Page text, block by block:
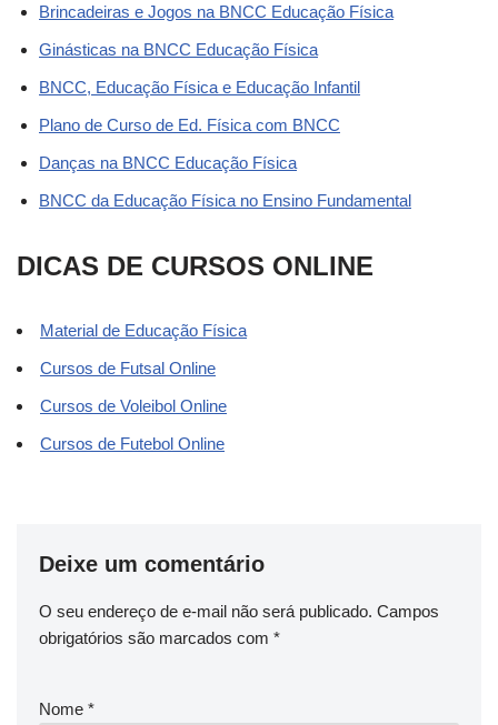
Brincadeiras e Jogos na BNCC Educação Física
Ginásticas na BNCC Educação Física
BNCC, Educação Física e Educação Infantil
Plano de Curso de Ed. Física com BNCC
Danças na BNCC Educação Física
BNCC da Educação Física no Ensino Fundamental
DICAS DE CURSOS ONLINE
Material de Educação Física
Cursos de Futsal Online
Cursos de Voleibol Online
Cursos de Futebol Online
Deixe um comentário
O seu endereço de e-mail não será publicado. Campos
obrigatórios são marcados com *
Nome *